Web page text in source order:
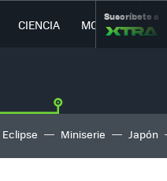
CIENCIA MOVILIDAD
Suscríbete a
Eclipse Miniserie Japón